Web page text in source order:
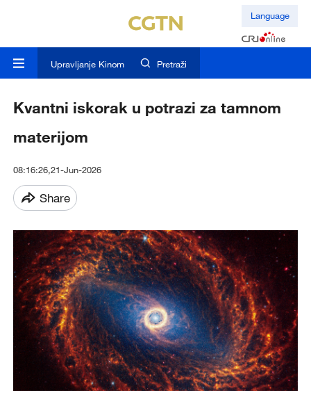
Language
Upravljanje Kinom Pretraži
Kvantni iskorak u potrazi za tamnom
materijom
08:16:26,21-Jun-2026
Share